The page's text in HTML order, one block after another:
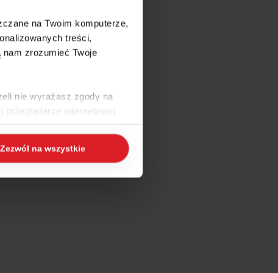
na Twoim komputerze,
treści,
nam zrozumieć Twoje
nie wyrażasz zgody na
przeglądarce internetowej
naszejPolityce Cookiesi
Zezwól na wszystkie